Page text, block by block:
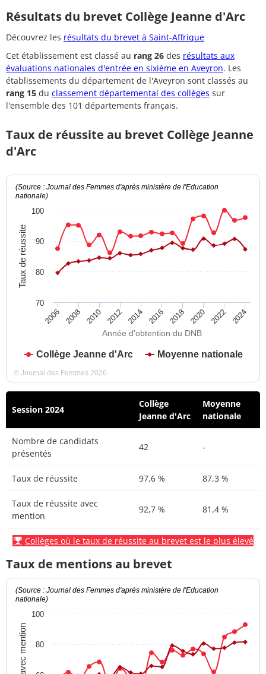
Résultats du brevet Collège Jeanne d'Arc
Découvrez les résultats du brevet à Saint-Affrique
Cet établissement est classé au rang 26 des résultats aux
évaluations nationales d'entrée en sixième en Aveyron. Les
établissements du département de l'Aveyron sont classés au
rang 15 du classement départemental des collèges sur
l'ensemble des 101 départements français.
Taux de réussite au brevet Collège Jeanne
d'Arc
Année d'obtention du DNB
Taux de réussite
(Source : Journal des Femmes d'après ministère de l'Education
nationale)
Collège Jeanne d'Arc Moyenne nationale
2006 2008 2010 2012 2014 2016 2018 2020 2022 2024
70
80
90
100
© Journal des Femmes 2026
Session 2024
Collège
Jeanne d'Arc
Moyenne
nationale
Nombre de candidats
présentés
42 -
Taux de réussite 97,6 % 87,3 %
Taux de réussite avec
mention
92,7 % 81,4 %
Collèges où le taux de réussite au brevet est le plus élevé
Taux de mentions au brevet
(Source : Journal des Femmes d'après ministère de l'Education
nationale)
80
100